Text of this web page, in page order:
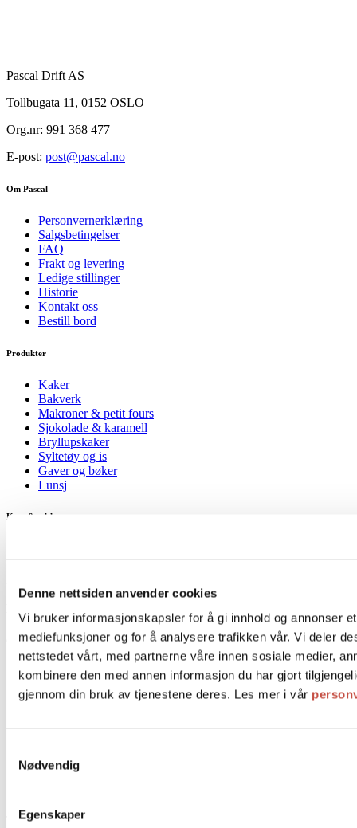
Denne nettsiden anvender cookies
Vi bruker informasjonskapsler for å gi innhold og annonser
mediefunksjoner og for å analysere trafikken vår. Vi deler
nettstedet vårt, med partnerne våre innen sosiale medier,
kombinere den med annen informasjon du har gjort
gjennom din bruk av tjenestene deres. Les mer i vår
Nødvendig
Egenskaper
Pascal Drift AS
Tollbugata 11, 0152 OSLO
Org.nr: 991 368 477
E-post: post@pascal.no
Om Pascal
Personvernerklæring
Salgsbetingelser
FAQ
Frakt og levering
Ledige stillinger
Historie
Kontakt oss
Bestill bord
Produkter
Kaker
Bakverk
Makroner & petit fours
Sjokolade & karamell
Bryllupskaker
Syltetøy og is
Gaver og bøker
Lunsj
Kurs & selskap
Oslo
Prinsens gate 22
CC Vest
Tollbugata 11 Kaffebar
Aker Brygge
Torggata 17b
Trondheim